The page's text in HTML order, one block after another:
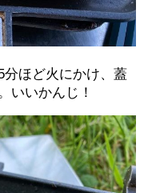
ほど火にかけ、蓋
いいかんじ！